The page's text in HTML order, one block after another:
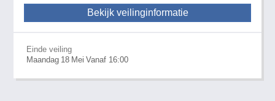
Bekijk veilinginformatie
Einde veiling
Maandag 18 Mei Vanaf 16:00